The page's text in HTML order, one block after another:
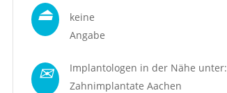
⏏
keine
Angabe
✉
Implantologen in der Nähe unter:
Zahnimplantate Aachen